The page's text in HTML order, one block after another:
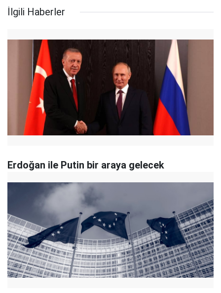
İlgili Haberler
Erdoğan ile Putin bir araya gelecek